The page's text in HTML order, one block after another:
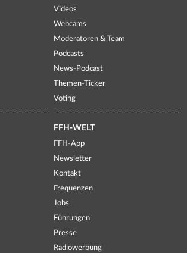
Videos
Webcams
Moderatoren & Team
Podcasts
News-Podcast
Themen-Ticker
Voting
FFH-WELT
FFH-App
Newsletter
Kontakt
Frequenzen
Jobs
Führungen
Presse
Radiowerbung